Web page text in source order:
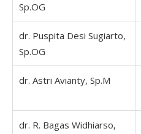
Sp.OG
dr. Puspita Desi Sugiarto,
Sp.OG
dr. Astri Avianty, Sp.M
dr. R. Bagas Widhiarso,